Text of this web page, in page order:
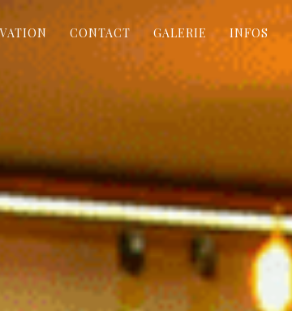
CONTACT GALERIE INFOS